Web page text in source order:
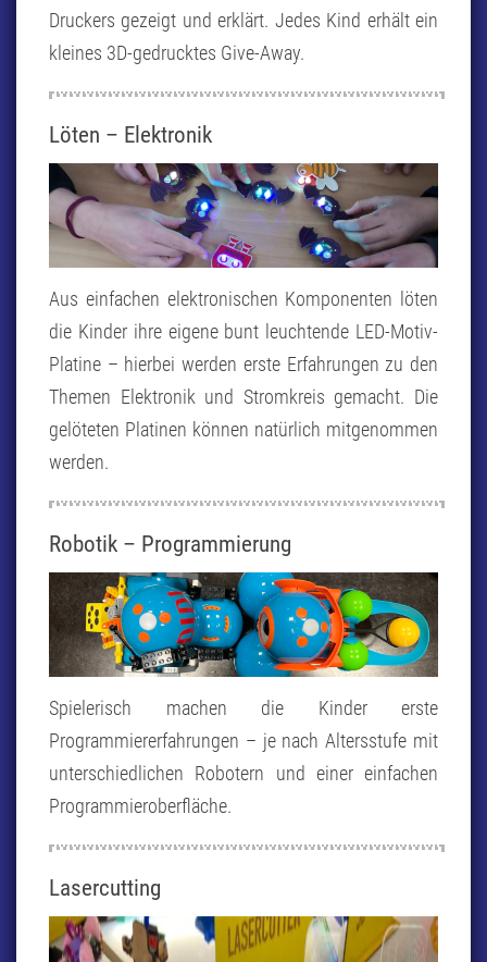
Druckers gezeigt und erklärt. Jedes Kind erhält ein
kleines 3D-gedrucktes Give-Away.
Löten – Elektronik
Aus einfachen elektronischen Komponenten löten
die Kinder ihre eigene bunt leuchtende LED-Motiv-
Platine – hierbei werden erste Erfahrungen zu den
Themen Elektronik und Stromkreis gemacht. Die
gelöteten Platinen können natürlich mitgenommen
werden.
Robotik – Programmierung
Spielerisch machen die Kinder erste
Programmiererfahrungen – je nach Altersstufe mit
unterschiedlichen Robotern und einer einfachen
Programmieroberfläche.
Lasercutting